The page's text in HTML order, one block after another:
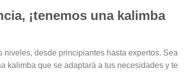
¡tenemos una kalimba
desde principiantes hasta expertos. Sea
kalimba que se adaptará a tus necesidades y te